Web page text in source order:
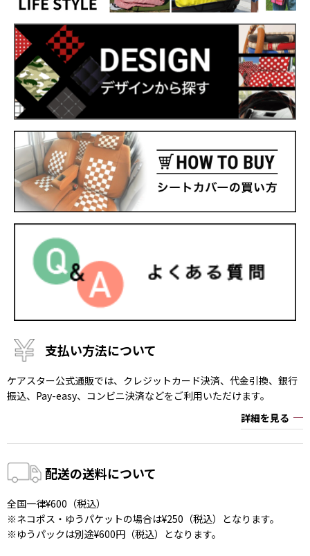
支払い方法について
ケアスター公式通販では、クレジットカード決済、代金引換、銀行
振込、Pay-easy、コンビニ決済などをご利用いただけます。
詳細を見る
配送の送料について
全国一律¥600（税込）
※ネコポス・ゆうパケットの場合は¥250（税込）となります。
※ゆうパックは別途¥600円（税込）となります。